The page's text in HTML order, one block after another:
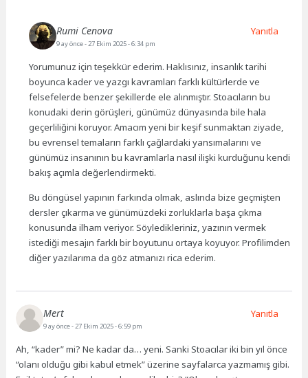
Rumi Cenova
9 ay önce- 27 Ekim 2025 - 6:34 pm
Yorumunuz için teşekkür ederim. Haklısınız, insanlık tarihi
boyunca kader ve yazgı kavramları farklı kültürlerde ve
felsefelerde benzer şekillerde ele alınmıştır. Stoacıların bu
konudaki derin görüşleri, günümüz dünyasında bile hala
geçerliliğini koruyor. Amacım yeni bir keşif sunmaktan ziyade,
bu evrensel temaların farklı çağlardaki yansımalarını ve
günümüz insanının bu kavramlarla nasıl ilişki kurduğunu kendi
bakış açımla değerlendirmekti.
Bu döngüsel yapının farkında olmak, aslında bize geçmişten
dersler çıkarma ve günümüzdeki zorluklarla başa çıkma
konusunda ilham veriyor. Söyledikleriniz, yazının vermek
istediği mesajın farklı bir boyutunu ortaya koyuyor. Profilimden
diğer yazılarıma da göz atmanızı rica ederim.
Yanıtla
Mert
9 ay önce- 27 Ekim 2025 - 6:59 pm
Ah, “kader” mi? Ne kadar da… yeni. Sanki Stoacılar iki bin yıl önce
“olanı olduğu gibi kabul etmek” üzerine sayfalarca yazmamış gibi.
Yanıtla